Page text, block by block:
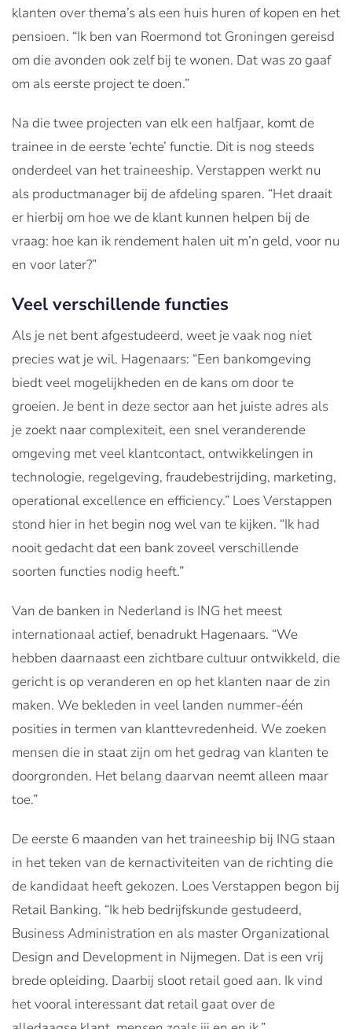
klanten over thema’s als een huis huren of kopen en het
pensioen. “Ik ben van Roermond tot Groningen gereisd
om die avonden ook zelf bij te wonen. Dat was zo gaaf
om als eerste project te doen.”
Na die twee projecten van elk een halfjaar, komt de
trainee in de eerste ‘echte’ functie. Dit is nog steeds
onderdeel van het traineeship. Verstappen werkt nu
als productmanager bij de afdeling sparen. “Het draait
er hierbij om hoe we de klant kunnen helpen bij de
vraag: hoe kan ik rendement halen uit m’n geld, voor nu
en voor later?”
Veel verschillende functies
Als je net bent afgestudeerd, weet je vaak nog niet
precies wat je wil. Hagenaars: “Een bankomgeving
biedt veel mogelijkheden en de kans om door te
groeien. Je bent in deze sector aan het juiste adres als
je zoekt naar complexiteit, een snel veranderende
omgeving met veel klantcontact, ontwikkelingen in
technologie, regelgeving, fraudebestrijding, marketing,
operational excellence en efficiency.” Loes Verstappen
stond hier in het begin nog wel van te kijken. “Ik had
nooit gedacht dat een bank zoveel verschillende
soorten functies nodig heeft.”
Van de banken in Nederland is ING het meest
internationaal actief, benadrukt Hagenaars. “We
hebben daarnaast een zichtbare cultuur ontwikkeld, die
gericht is op veranderen en op het klanten naar de zin
maken. We bekleden in veel landen nummer-één
posities in termen van klanttevredenheid. We zoeken
mensen die in staat zijn om het gedrag van klanten te
doorgronden. Het belang daarvan neemt alleen maar
toe.”
De eerste 6 maanden van het traineeship bij ING staan
in het teken van de kernactiviteiten van de richting die
de kandidaat heeft gekozen. Loes Verstappen begon bij
Retail Banking. “Ik heb bedrijfskunde gestudeerd,
Business Administration en als master Organizational
Design and Development in Nijmegen. Dat is een vrij
brede opleiding. Daarbij sloot retail goed aan. Ik vind
het vooral interessant dat retail gaat over de